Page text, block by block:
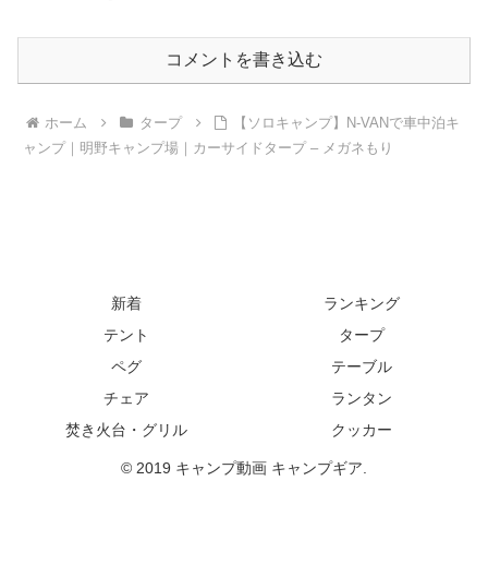
コメントを書き込む
ホーム タープ
【ソロキャンプ】N-VANで車中泊キ
ャンプ｜明野キャンプ場｜カーサイドタープ – メガネもり
新着
ランキング
テント
タープ
ペグ
テーブル
チェア
ランタン
焚き火台・グリル
クッカー
© 2019 キャンプ動画 キャンプギア.